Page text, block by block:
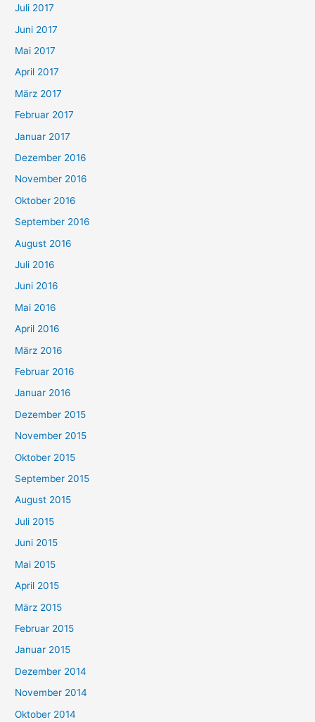
Juli 2017
Juni 2017
Mai 2017
April 2017
März 2017
Februar 2017
Januar 2017
Dezember 2016
November 2016
Oktober 2016
September 2016
August 2016
Juli 2016
Juni 2016
Mai 2016
April 2016
März 2016
Februar 2016
Januar 2016
Dezember 2015
November 2015
Oktober 2015
September 2015
August 2015
Juli 2015
Juni 2015
Mai 2015
April 2015
März 2015
Februar 2015
Januar 2015
Dezember 2014
November 2014
Oktober 2014